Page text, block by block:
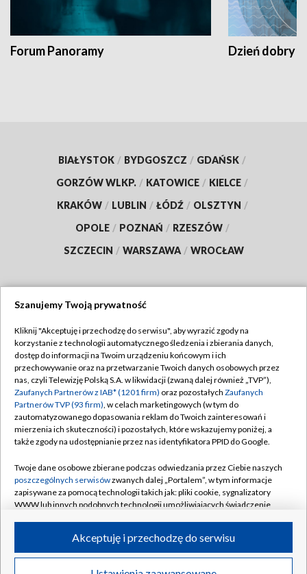
Forum Panoramy Dzień dobry
BIAŁYSTOK / BYDGOSZCZ / GDAŃSK /
GORZÓW WLKP. / KATOWICE / KIELCE /
KRAKÓW / LUBLIN / ŁÓDŹ / OLSZTYN /
OPOLE / POZNAŃ / RZESZÓW /
SZCZECIN / WARSZAWA / WROCŁAW
TVP
Abonament TVP
Emisja w TVP
Centrum informacji TVP
Naziemna Telewizja Cyfrowa
Rada Programowa
System NOS
Informacje o nadawcy
Program dla prasy
Regulamin TVP
Polityka prywatności
Moje zgody
Pomoc
Kontakt
Kanały
©2026 Telewizja Polska S.A. w likwidacji
Szanujemy Twoją prywatność
Kliknij "Akceptuję i przechodzę do serwisu", aby wyrazić zgody na
korzystanie z technologii automatycznego śledzenia i zbierania danych,
dostęp do informacji na Twoim urządzeniu końcowym i ich
przechowywanie oraz na przetwarzanie Twoich danych osobowych przez
nas, czyli Telewizję Polską S.A. w likwidacji (zwaną dalej również „TVP”),
Zaufanych Partnerów z IAB* (1201 firm) oraz pozostałych Zaufanych
Partnerów TVP (93 firm), w celach marketingowych (w tym do
zautomatyzowanego dopasowania reklam do Twoich zainteresowań i
mierzenia ich skuteczności) i pozostałych, które wskazujemy poniżej, a
także zgody na udostępnianie przez nas identyfikatora PPID do Google.
Twoje dane osobowe zbierane podczas odwiedzania przez Ciebie naszych
poszczególnych serwisówzwanych dalej „Portalem”, w tym informacje
zapisywane za pomocą technologii takich jak: pliki cookie, sygnalizatory
WWW lub innych podobnych technologii umożliwiających świadczenie
ruchu w Internecie.
Twoje dane osobowe zbierane podczas odwiedzania przez Ciebie
Akceptuję i przechodzę do serwisu